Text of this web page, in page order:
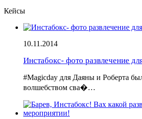
Кейсы
10.11.2014
Инстабокс- фото развлечение
#Magicday для Даяны и Роберта
волшебством сва�…